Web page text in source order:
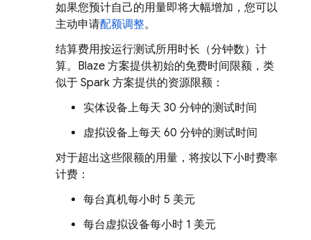
如果您预计自己的用量即将大幅增加，您可以
主动申请配额调整。
结算费用按运行测试所用时长（分钟数）计
算。Blaze 方案提供初始的免费时间限额，类
似于 Spark 方案提供的资源限额：
实体设备上每天 30 分钟的测试时间
虚拟设备上每天 60 分钟的测试时间
对于超出这些限额的用量，将按以下小时费率
计费：
每台真机每小时 5 美元
每台虚拟设备每小时 1 美元